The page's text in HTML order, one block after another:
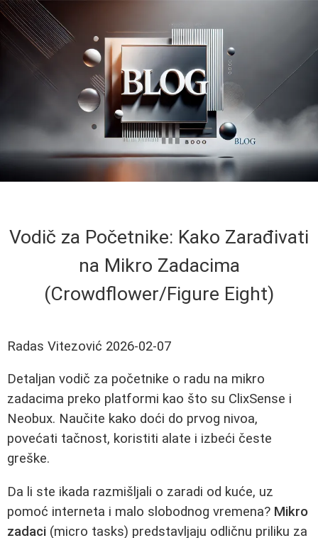
Vodič za Početnike: Kako Zarađivati
na Mikro Zadacima
(Crowdflower/Figure Eight)
Radas Vitezović 2026-02-07
Detaljan vodič za početnike o radu na mikro
zadacima preko platformi kao što su ClixSense i
Neobux. Naučite kako doći do prvog nivoa,
povećati tačnost, koristiti alate i izbeći česte
greške.
Da li ste ikada razmišljali o zaradi od kuće, uz
pomoć interneta i malo slobodnog vremena? Mikro
zadaci (micro tasks) predstavljaju odličnu priliku za